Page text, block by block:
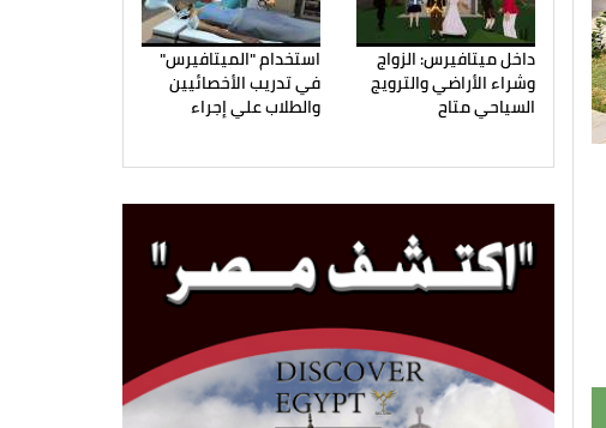
داخل ميتافيرس: الزواج
وشراء الأراضي والترويج
السياحي متاح
استخدام "الميتافيرس"
في تدريب الأخصائيين
والطلاب علي إجراء